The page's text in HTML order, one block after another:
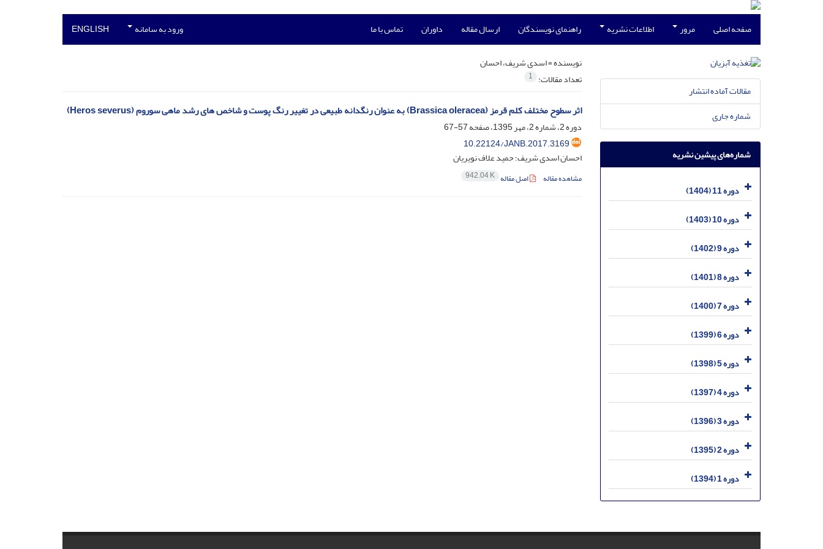
صفحه اصلی مرور اطلاعات نشریه راهنمای نویسندگان ارسال مقاله داوران تماس با ما ورود به سامانه ENGLISH
نویسنده =اسدی شریف، احسان
تعداد مقالات: 1
اثر سطوح مختلف کلم قرمز (Brassica oleracea) به عنوان رنگدانه طبیعی در تغییر رنگ پوست و شاخص های رشد ماهی سوروم (Heros severus)
دوره 2، شماره 2، مهر 1395، صفحه
57-67
10.22124/JANB.2017.3169
احسان اسدی شریف؛ حمید علاف نویریان
مشاهده مقاله اصل مقاله 942.04 K
مقالات آماده انتشار
شماره جاری
شماره‌های پیشین نشریه
دوره 11 (1404)
دوره 10 (1403)
دوره 9 (1402)
دوره 8 (1401)
دوره 7 (1400)
دوره 6 (1399)
دوره 5 (1398)
دوره 4 (1397)
دوره 3 (1396)
دوره 2 (1395)
دوره 1 (1394)